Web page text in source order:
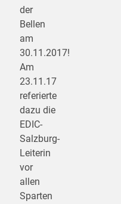
der
Bellen
am
30.11.2017!
Am
23.11.17
referierte
dazu die
EDIC-
Salzburg-
Leiterin
vor
allen
Sparten